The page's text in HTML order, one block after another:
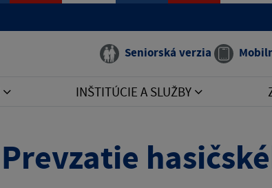
Seniorská verzia
INŠTITÚCIE A SLUŽBY
Prevzatie